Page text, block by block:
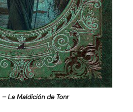
– La Maldición de Tonr